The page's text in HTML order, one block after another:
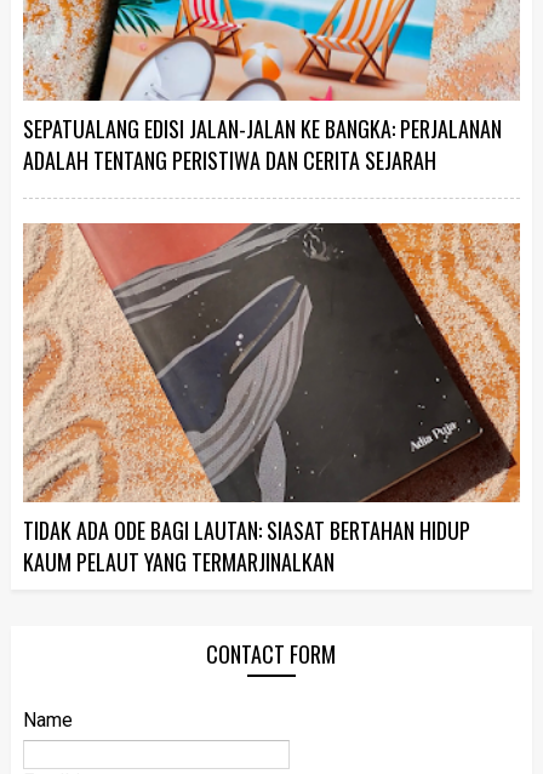
SEPATUALANG EDISI JALAN-JALAN KE BANGKA: PERJALANAN
ADALAH TENTANG PERISTIWA DAN CERITA SEJARAH
TIDAK ADA ODE BAGI LAUTAN: SIASAT BERTAHAN HIDUP
KAUM PELAUT YANG TERMARJINALKAN
CONTACT FORM
Name